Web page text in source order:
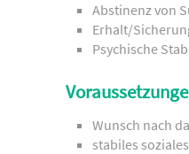
Abstinenz von
Erhalt/
Psychische
Wunsch nach
stabiles